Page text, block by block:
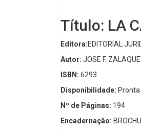
Título: LA
Editora:EDITORIAL
Autor: JOSE F.
ISBN: 6293
Disponibilidade:
Nº de Páginas: 194
Encadernação: